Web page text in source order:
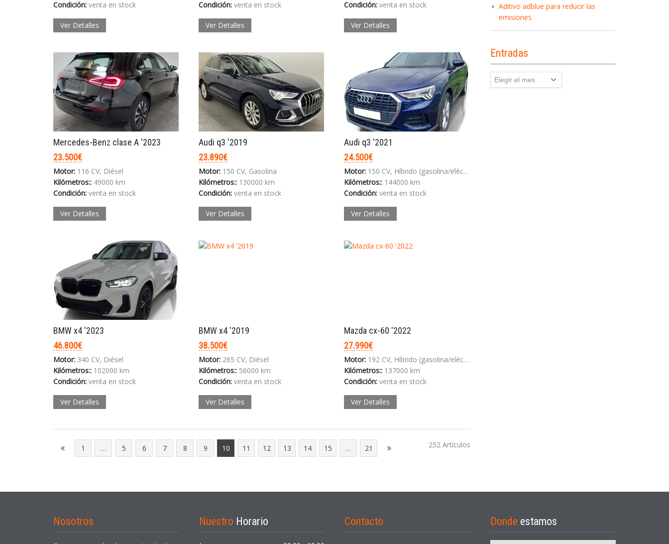
Acceder
INICIAR SESIÓN
¿Ha olvidado la contraseña?
Condición: venta en stock
Ver Detalles
Condición: venta en stock
Ver Detalles
Condición: venta en stock
Ver Detalles
Mercedes-Benz clase A '2023
23.500€
Motor: 116 CV, Diésel
Kilómetros:: 49000 km
Condición: venta en stock
Ver Detalles
Audi q3 '2019
23.890€
Motor: 150 CV, Gasolina
Kilómetros:: 130000 km
Condición: venta en stock
Ver Detalles
Audi q3 '2021
24.500€
Motor: 150 CV, Híbrido (gasolina/eléctrico)
Kilómetros:: 144000 km
Condición: venta en stock
Ver Detalles
BMW x4 '2023
46.800€
Motor: 340 CV, Diésel
Kilómetros:: 102000 km
Condición: venta en stock
Ver Detalles
BMW x4 '2019
38.500€
Motor: 265 CV, Diésel
Kilómetros:: 56000 km
Condición: venta en stock
Ver Detalles
Mazda cx-60 '2022
27.990€
Motor: 192 CV, Híbrido (gasolina/eléctrico)
Kilómetros:: 137000 km
Condición: venta en stock
Ver Detalles
1 … 5 6 7 8 9 10 11 12 13 14 15 … 21 252 Artículos
Aditivo adblue para reducir las
emisiones
Entradas
Entradas
Nosotros Nuestro Horario Contacto Donde estamos